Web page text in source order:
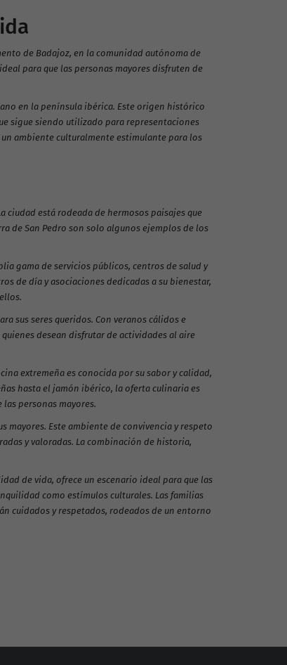
de Badajoz, en la comunidad autónoma de
para que las personas mayores disfruten de
en la península ibérica. Este origen histórico
sigue siendo utilizado para representaciones
ambiente culturalmente estimulante para los
está rodeada de hermosos paisajes que
de San Pedro son solo algunos ejemplos de los
gama de servicios públicos, centros de salud y
de día y asociaciones dedicadas a su bienestar,
sus seres queridos. Con veranos cálidos e
desean disfrutar de actividades al aire
extremeña es conocida por su sabor y calidad,
hasta el jamón ibérico, la oferta culinaria es
personas mayores.
mayores. Este ambiente de convivencia y respeto
y valoradas. La combinación de historia,
de vida, ofrece un escenario ideal para que las
como estímulos culturales. Las familias
cuidados y respetados, rodeados de un entorno